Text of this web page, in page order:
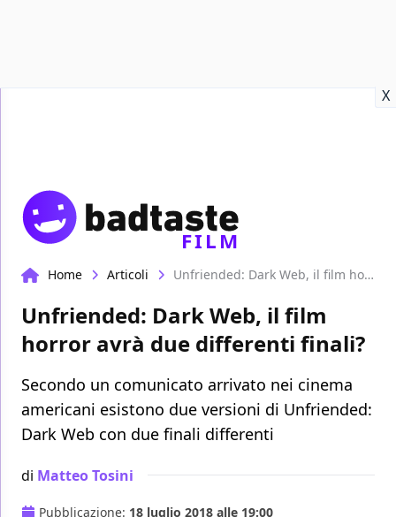
X
FILM
Home Articoli Unfriended: Dark Web, il film horror avrà due differenti finali?
Unfriended: Dark Web, il film
horror avrà due differenti finali?
Secondo un comunicato arrivato nei cinema
americani esistono due versioni di Unfriended:
Dark Web con due finali differenti
di Matteo Tosini
Pubblicazione: 18 luglio 2018 alle 19:00